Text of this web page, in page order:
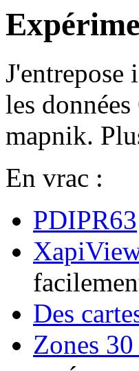
les
mapnik.
En vrac :
PDIPR63
Des
Zones